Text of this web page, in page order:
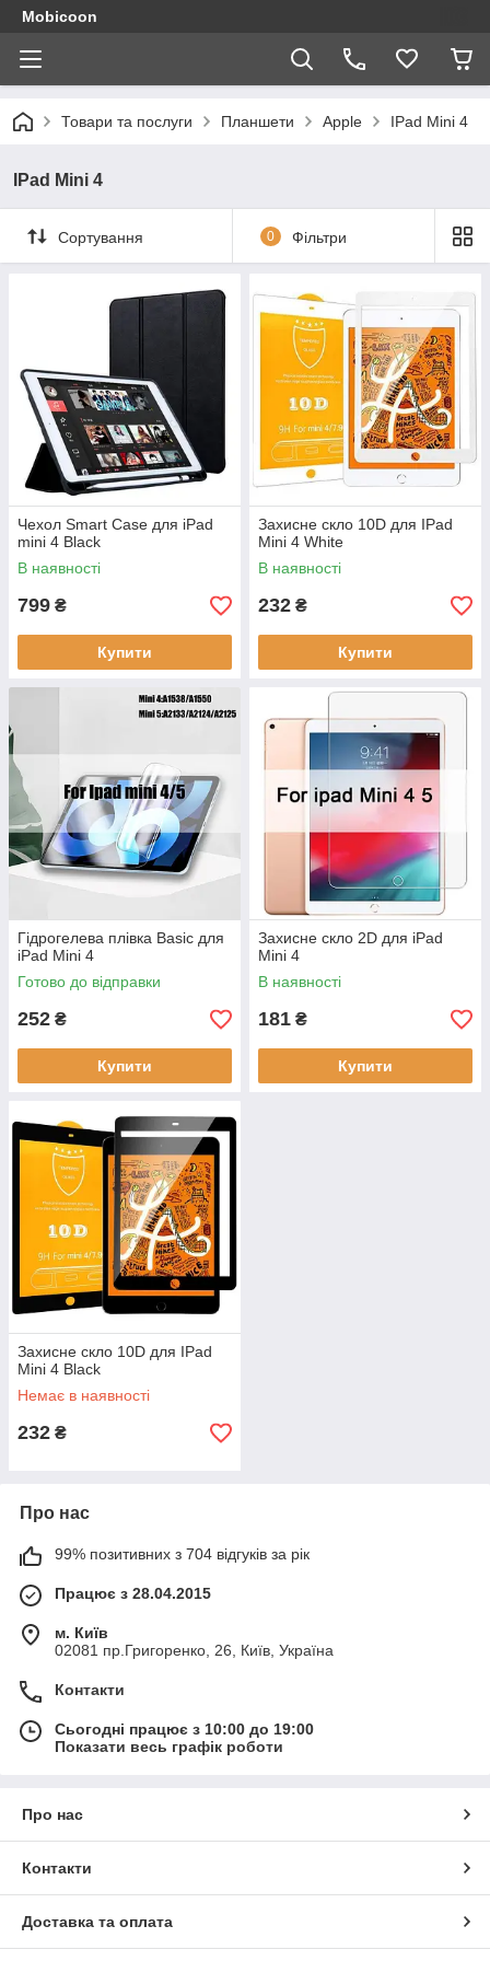
Mobicoon
Товари та послуги Планшети Apple IPad Mini 4
IPad Mini 4
Сортування 0 Фільтри
Чехол Smart Case для iPad
mini 4 Black
В наявності
799 ₴
Купити
Захисне скло 10D для IPad
Mini 4 White
В наявності
232 ₴
Купити
Гідрогелева плівка Basic для
iPad Mini 4
Готово до відправки
252 ₴
Купити
Захисне скло 2D для iPad
Mini 4
В наявності
181 ₴
Купити
Захисне скло 10D для IPad
Mini 4 Black
Немає в наявності
232 ₴
Про нас
99% позитивних з 704 відгуків за рік
Працює з 28.04.2015
м. Київ
02081 пр.Григоренко, 26, Київ, Україна
Контакти
Сьогодні працює з 10:00 до 19:00
Показати весь графік роботи
Про нас
Контакти
Доставка та оплата